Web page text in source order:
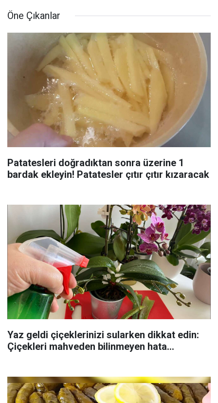
Öne Çıkanlar
Patatesleri doğradıktan sonra üzerine 1
bardak ekleyin! Patatesler çıtır çıtır kızaracak
Yaz geldi çiçeklerinizi sularken dikkat edin:
Çiçekleri mahveden bilinmeyen hata...